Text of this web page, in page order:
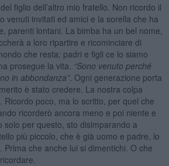
figlio dell’altro mio fratello. Non ricordo il
venuti invitati ed amici e la sorella che ha
parenti lontani. La bimba ha un bel nome,
a loro ripartire e ricominciare di
che resta; padri e figli ce lo siamo
prosegue la vita. “Sono venuto perché
in abbondanza”. Ogni generazione porta
è stato credere. La nostra colpa
Ricordo poco, ma lo scritto, per quel che
ricorderò ancora meno e poi niente e
solo per questo, sto disimparando a
più piccolo, che è già uomo e padre, lo
Prima che anche lui si dimentichi. O che